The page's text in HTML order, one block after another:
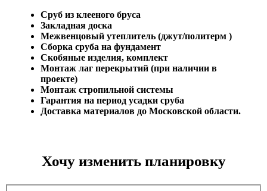
Сруб из клееного бруса
Закладная доска
Межвенцовый утеплитель (джут/политерм )
Сборка сруба на фундамент
Скобяные изделия, комплект
Монтаж лаг перекрытий (при наличии в
проекте)
Монтаж стропильной системы
Гарантия на период усадки сруба
Доставка материалов до Московской области.
Хочу изменить планировку